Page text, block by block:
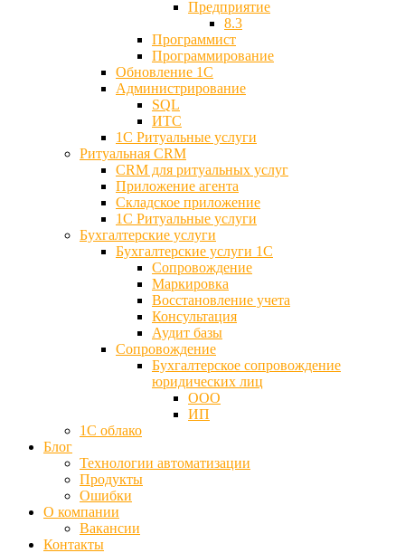
Предприятие
8.3
Программист
Программирование
Обновление 1С
Администрирование
SQL
ИТС
1С Ритуальные услуги
Ритуальная CRM
CRM для ритуальных услуг
Приложение агента
Складское приложение
1С Ритуальные услуги
Бухгалтерские услуги
Бухгалтерские услуги 1С
Сопровождение
Маркировка
Восстановление учета
Консультация
Аудит базы
Cопровождение
Бухгалтерское сопровождение
юридических лиц
ООО
ИП
1С облако
Блог
Технологии автоматизации
Продукты
Ошибки
О компании
Вакансии
Контакты